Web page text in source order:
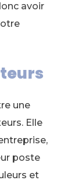
avoir
une
Elle
poste
et